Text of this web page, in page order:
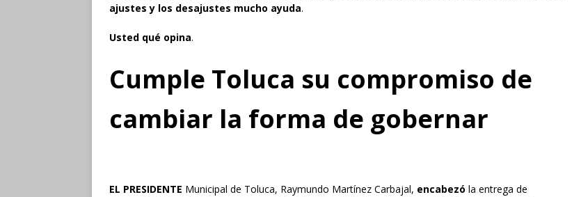
ajustes y los desajustes mucho ayuda.
Usted qué opina.
Cumple Toluca su compromiso de
cambiar la forma de gobernar
EL PRESIDENTE Municipal de Toluca, Raymundo Martínez Carbajal, encabezó la entrega de